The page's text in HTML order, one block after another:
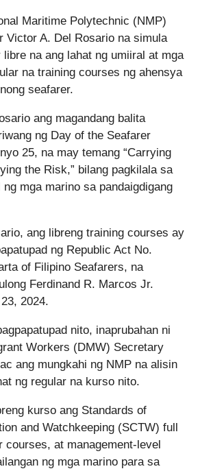
Maritime Polytechnic (NMP)
Victor A. Del Rosario na simula
na ang lahat ng umiiral at mga
na training courses ng ahensya
seafarer.
ang magandang balita
ng Day of the Seafarer
25, na may temang “Carrying
the Risk,” bilang pagkilala sa
ng mga marino sa pandaigdigang
ang libreng training courses ay
ng Republic Act No.
of Filipino Seafarers, na
Ferdinand R. Marcos Jr.
2024.
nito, inaprubahan ni
Workers (DMW) Secretary
ang mungkahi ng NMP na alisin
ng regular na kurso nito.
kurso ang Standards of
and Watchkeeping (SCTW) full
at management-level
ng mga marino para sa